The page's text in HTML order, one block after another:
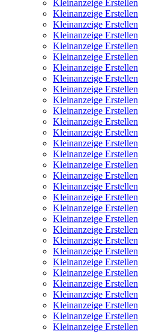
Kleinanzeige Erstellen
Kleinanzeige Erstellen
Kleinanzeige Erstellen
Kleinanzeige Erstellen
Kleinanzeige Erstellen
Kleinanzeige Erstellen
Kleinanzeige Erstellen
Kleinanzeige Erstellen
Kleinanzeige Erstellen
Kleinanzeige Erstellen
Kleinanzeige Erstellen
Kleinanzeige Erstellen
Kleinanzeige Erstellen
Kleinanzeige Erstellen
Kleinanzeige Erstellen
Kleinanzeige Erstellen
Kleinanzeige Erstellen
Kleinanzeige Erstellen
Kleinanzeige Erstellen
Kleinanzeige Erstellen
Kleinanzeige Erstellen
Kleinanzeige Erstellen
Kleinanzeige Erstellen
Kleinanzeige Erstellen
Kleinanzeige Erstellen
Kleinanzeige Erstellen
Kleinanzeige Erstellen
Kleinanzeige Erstellen
Kleinanzeige Erstellen
Kleinanzeige Erstellen
Kleinanzeige Erstellen